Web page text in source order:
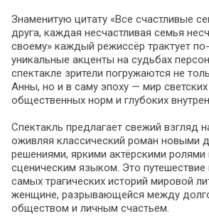
Знаменитую цитату «Все счастливые
друга, каждая несчастливая семья
своему» каждый режиссёр трактует
уникальные акценты на судьбах
спектакле зрители погружаются не
Анны, но и в саму эпоху — мир светских
общественных норм и глубоких
Спектакль предлагает свежий взгляд
оживляя классический роман новыми
решениями, яркими актёрскими
сценическим языком. Это
самых трагических историй мировой
женщине, разрывающейся между
обществом и личным счастьем.